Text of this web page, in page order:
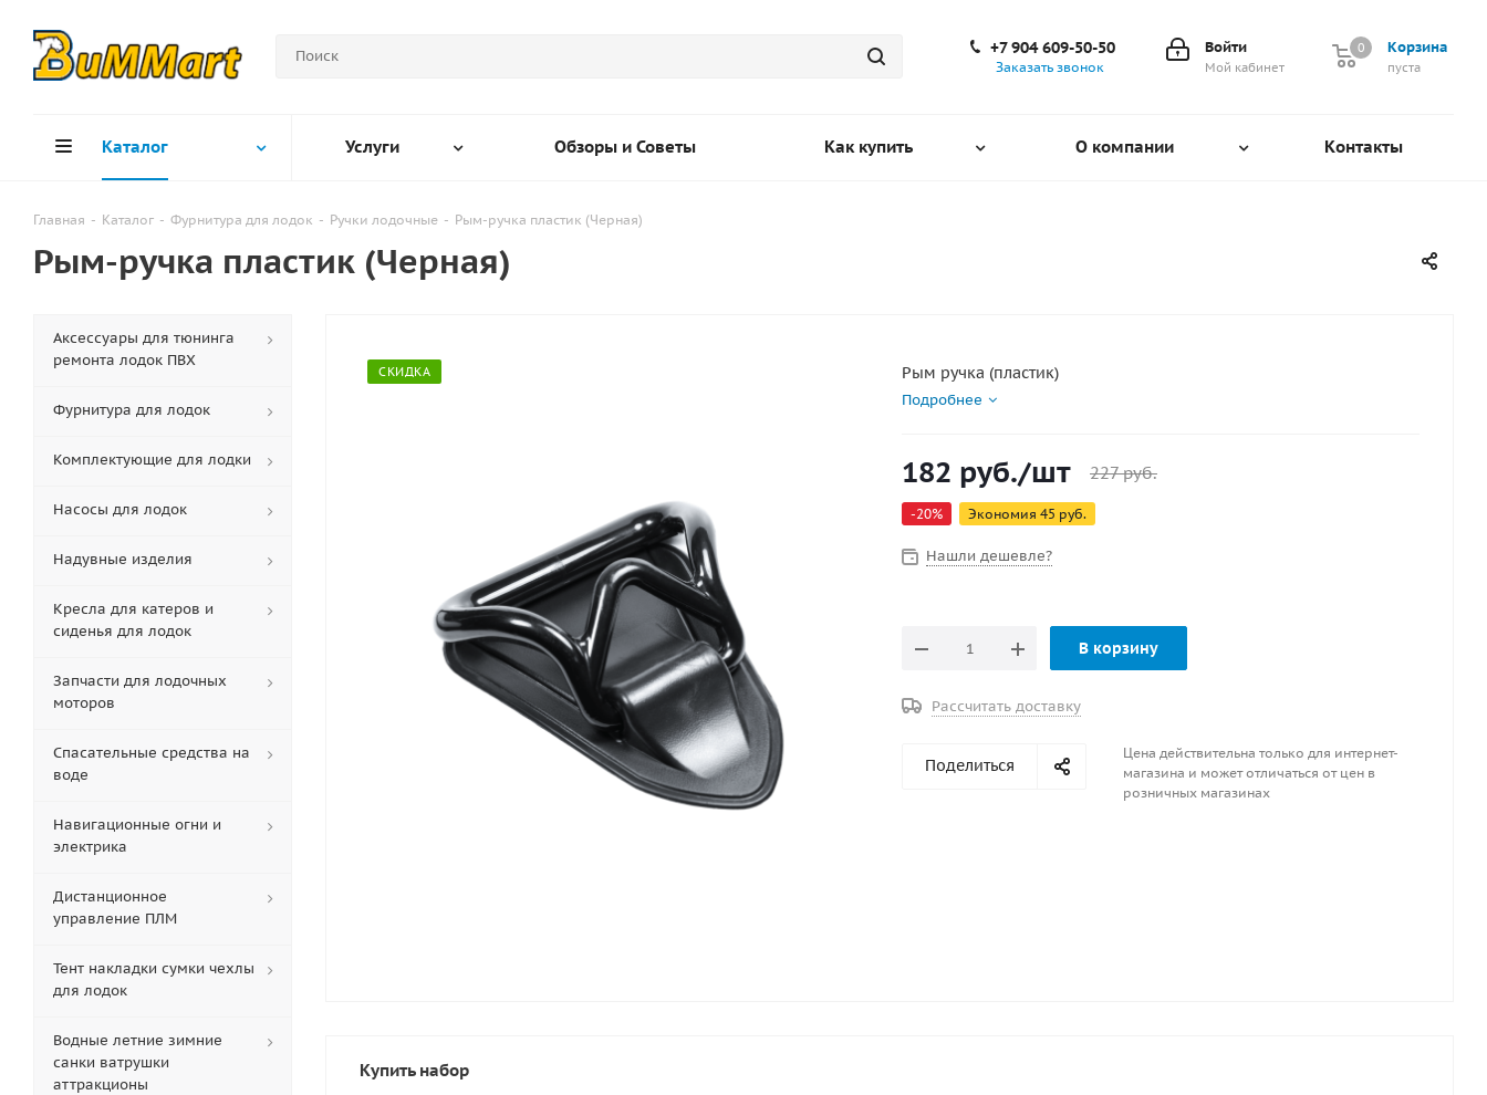
Корзина
0
пуста
0
Войти
Мой кабинет
+7 904 609-50-50
Заказать звонок
Каталог Услуги Обзоры и Советы Как купить О компании Контакты
Главная - Каталог - Фурнитура для лодок - Ручки лодочные - Рым-ручка пластик (Черная)
Рым-ручка пластик (Черная)
СКИДКА Рым ручка (пластик)
Подробнее
182 руб./шт 227руб.
-20% Экономия 45 руб.
Нашли дешевле?
В корзину
Рассчитать доставку
Поделиться
Цена действительна только для интернет-
магазина и может отличаться от цен в
розничных магазинах
Купить набор
Аксессуары для тюнинга
ремонта лодок ПВХ
Фурнитура для лодок
Комплектующие для лодки
Насосы для лодок
Надувные изделия
Кресла для катеров и
сиденья для лодок
Запчасти для лодочных
моторов
Спасательные средства на
воде
Навигационные огни и
электрика
Дистанционное
управление ПЛМ
Тент накладки сумки чехлы
для лодок
Водные летние зимние
санки ватрушки
аттракционы